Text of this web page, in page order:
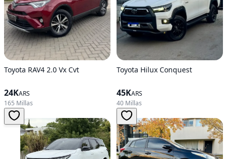
Toyota RAV4 2.0 Vx Cvt
24KARS
165 Millas
Toyota Hilux Conquest
45KARS
40 Millas